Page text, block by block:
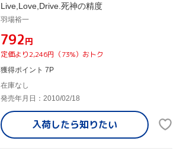
Live,Love,Drive.死神の精度
羽場裕一
¥792円
定価より2,246円（73%）おトク
獲得ポイント 7P
在庫なし
発売年月日：2010/02/18
入荷したら知りたい